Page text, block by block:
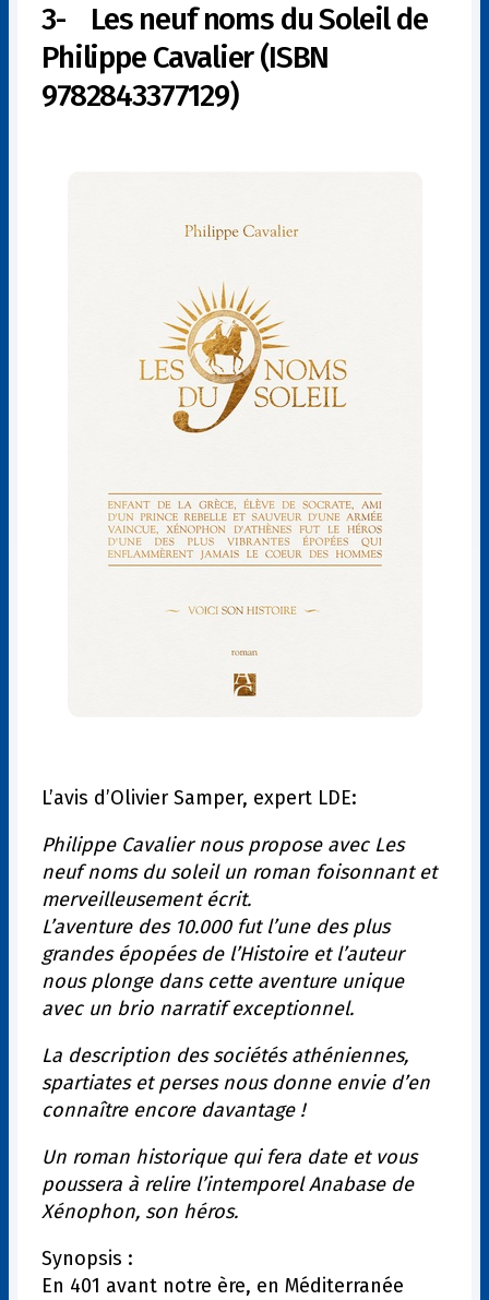
3- Les neuf noms du Soleil de
Philippe Cavalier (ISBN
9782843377129)
L’avis d’Olivier Samper, expert LDE:
Philippe Cavalier nous propose avec Les
neuf noms du soleil un roman foisonnant et
merveilleusement écrit.
L’aventure des 10.000 fut l’une des plus
grandes épopées de l’Histoire et l’auteur
nous plonge dans cette aventure unique
avec un brio narratif exceptionnel.
La description des sociétés athéniennes,
spartiates et perses nous donne envie d’en
connaître encore davantage !
Un roman historique qui fera date et vous
poussera à relire l’intemporel Anabase de
Xénophon, son héros.
Synopsis :
En 401 avant notre ère, en Méditerranée